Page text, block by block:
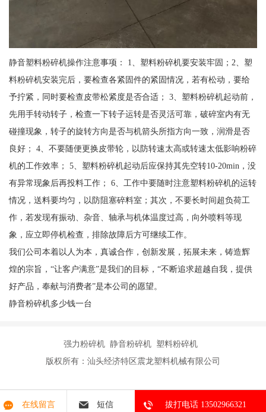
静音塑料粉碎机操作注意事项： 1、塑料粉碎机要安装牢固；2、塑
料粉碎机安装完后，要检查各紧固件的紧固情况，若有松动，要给
予拧紧，同时要检查皮带松紧度是否合适； 3、塑料粉碎机起动前，
先用手转动转子，检查一下转子运转是否灵活可靠，破碎室内有无
碰撞现象，转子的旋转方向是否与机箭头所指方向一致，润滑是否
良好； 4、不要随便更换皮带轮，以防转速太高或转速太低影响粉碎
机的工作效率； 5、塑料粉碎机起动后应保持其先空转10-20min，没
有异常现象后再投料工作； 6、工作中要随时注意塑料粉碎机的运转
情况，送料要均匀，以防阻塞碎料室；其次，不要长时间超负荷工
作，若发现有振动、杂音、轴承与机体温度过高，向外喷料等现
象，应立即停机检查，排除故障后方可继续工作。
我们公司本着以人为本，真诚合作，创新发展，拓展未来，铸造辉
煌的宗旨，“让客户满意”是我们的目标，“不断追求超越自我，提供
好产品，奉献与消费者”是本公司的愿望。
静音粉碎机多少钱一台
强力粉碎机 静音粉碎机 塑料粉碎机
版权所有：汕头经济特区震龙塑料机械有限公司
在线留言 短信 拔打电话 13502966321